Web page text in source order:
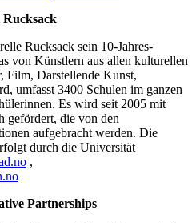
Rucksack sein 10-Jahres-
von Künstlern aus allen kulturellen
Film, Darstellende Kunst,
umfasst 3400 Schulen im ganzen
Es wird seit 2005 mit
gefördert, die von den
aufgebracht werden. Die
durch die Universität
,
Partnerships